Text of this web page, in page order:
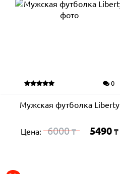
0
Мужская футболка Liberty
Цена: 6000₸ 5490 ₸